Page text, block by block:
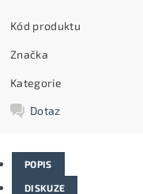
Kód produktu
Značka
Kategorie
Dotaz
POPIS
DISKUZE